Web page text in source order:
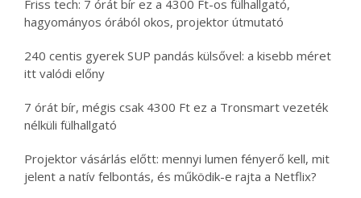
Friss tech: 7 órát bír ez a 4300 Ft-os fülhallgató,
hagyományos órából okos, projektor útmutató
240 centis gyerek SUP pandás külsővel: a kisebb méret
itt valódi előny
7 órát bír, mégis csak 4300 Ft ez a Tronsmart vezeték
nélküli fülhallgató
Projektor vásárlás előtt: mennyi lumen fényerő kell, mit
jelent a natív felbontás, és működik-e rajta a Netflix?